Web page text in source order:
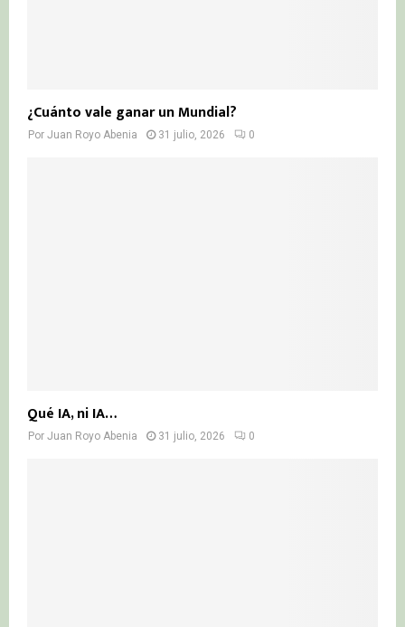
¿Cuánto vale ganar un Mundial?
Por Juan Royo Abenia 31 julio, 2026 0
Qué IA, ni IA…
Por Juan Royo Abenia 31 julio, 2026 0